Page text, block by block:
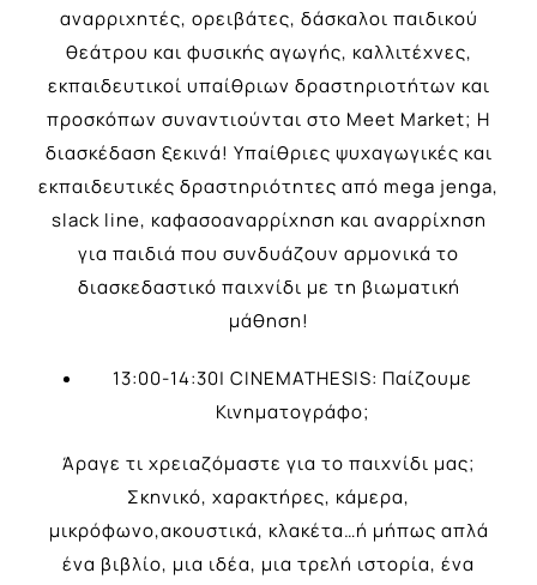
αναρριχητές, ορειβάτες, δάσκαλοι παιδικού
θεάτρου και φυσικής αγωγής, καλλιτέχνες,
εκπαιδευτικοί υπαίθριων δραστηριοτήτων και
προσκόπων συναντιούνται στο Meet Market; Η
διασκέδαση ξεκινά! Υπαίθριες ψυχαγωγικές και
εκπαιδευτικές δραστηριότητες από mega jenga,
slack line, καφασοαναρρίχηση και αναρρίχηση
για παιδιά που συνδυάζουν αρμονικά το
διασκεδαστικό παιχνίδι με τη βιωματική
μάθηση!
13:00-14:30| CINEMATHESIS: Παίζουμε
Κινηματογράφο;
Άραγε τι χρειαζόμαστε για το παιχνίδι μας;
Σκηνικό, χαρακτήρες, κάμερα,
μικρόφωνο,ακουστικά, κλακέτα…ή μήπως απλά
ένα βιβλίο, μια ιδέα, μια τρελή ιστορία, ένα